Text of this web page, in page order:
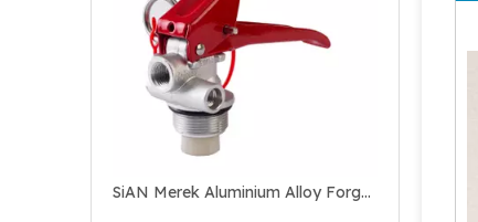
Katup paduan Tembaga Kuningan Merek SiAN Berkualitas Baik untuk Pemadam Api Bubuk Kering